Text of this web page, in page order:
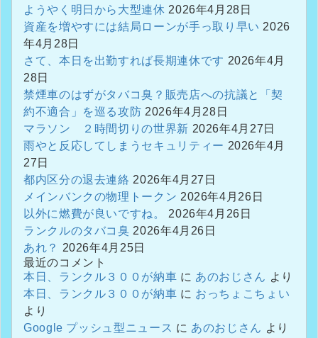
ようやく明日から大型連休 2026年4月28日
資産を増やすには結局ローンが手っ取り早い 2026
年4月28日
さて、本日を出勤すれば長期連休です 2026年4月
28日
禁煙車のはずがタバコ臭？販売店への抗議と「契
約不適合」を巡る攻防 2026年4月28日
マラソン ２時間切りの世界新 2026年4月27日
雨やと反応してしまうセキュリティー 2026年4月
27日
都内区分の退去連絡 2026年4月27日
メインバンクの物理トークン 2026年4月26日
以外に燃費が良いですね。
2026年4月26日
ランクルのタバコ臭 2026年4月26日
あれ？
2026年4月25日
最近のコメント
本日、ランクル３００が納車 に あのおじさん より
本日、ランクル３００が納車 に おっちょこちょい
より
Google プッシュ型ニュース に あのおじさん より